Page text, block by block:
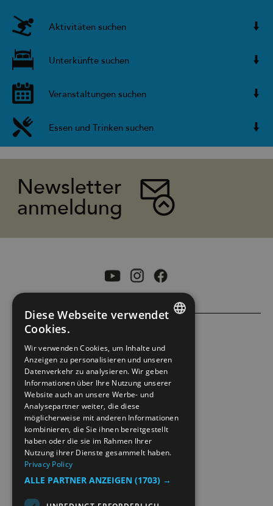
Aktivitäten suchen
Unterkünfte suchen
Veranstaltungen suchen
Essen und Trinken suchen
Newsletter
anmeldung
ACCESSIBILITY STATEMENT
PRIVACY POLICY & COOKIES
SITE MAP
EXTRANETT
KONTAKT
NORWEGIAN
GERMAN
Diese Webseite verwendet
Cookies.
Wir verwenden Cookies, um Inhalte und
Anzeigen zu personalisieren und unseren
Datenverkehr zu analysieren. Wir geben
Informationen über Ihre Nutzung unserer
Website auch an unsere Werbe- und
Analysepartner weiter, die diese
möglicherweise mit anderen Informationen
kombinieren, die Sie ihnen bereitgestellt
haben oder die sie im Rahmen Ihrer
Nutzung ihrer Dienste gesammelt haben.
Privacy Policy
ALLE PARTNER ANZEIGEN (1703) →